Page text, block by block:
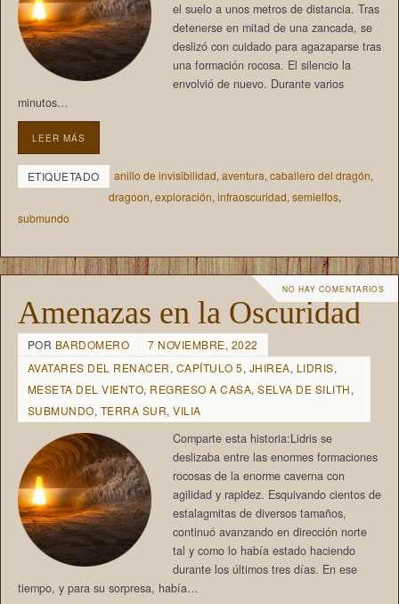
el suelo a unos metros de distancia. Tras
detenerse en mitad de una zancada, se
deslizó con cuidado para agazaparse tras
una formación rocosa. El silencio la
envolvió de nuevo. Durante varios
minutos…
LEER MÁS
ETIQUETADO anillo de invisibilidad, aventura, caballero del dragón,
dragoon, exploración, infraoscuridad, semielfos,
submundo
NO HAY COMENTARIOS
Amenazas en la Oscuridad
POR BARDOMERO
7 NOVIEMBRE, 2022
AVATARES DEL RENACER, CAPÍTULO 5, JHIREA, LIDRIS,
MESETA DEL VIENTO, REGRESO A CASA,SELVA DE SILITH,
SUBMUNDO, TERRA SUR,VILIA
Comparte esta historia:Lidris se
deslizaba entre las enormes formaciones
rocosas de la enorme caverna con
agilidad y rapidez. Esquivando cientos de
estalagmitas de diversos tamaños,
continuó avanzando en dirección norte
tal y como lo había estado haciendo
durante los últimos tres días. En ese
tiempo, y para su sorpresa, había…